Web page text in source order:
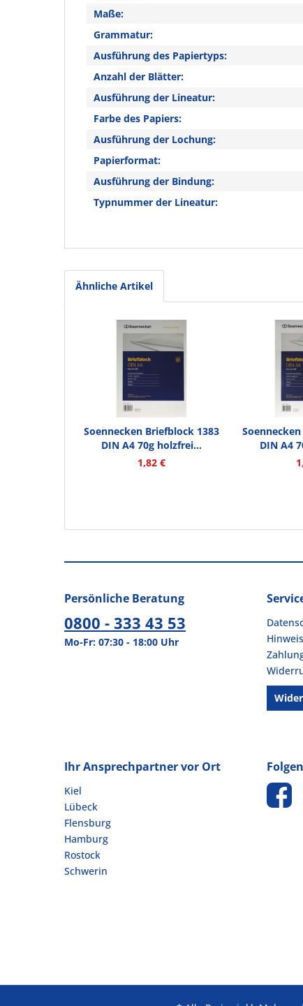
Maße:
Grammatur:
Ausführung des Papiertyps:
Anzahl der Blätter:
Ausführung der Lineatur:
Farbe des Papiers:
Ausführung der Lochung:
Papierformat:
Ausführung der Bindung:
Typnummer der Lineatur:
Ähnliche Artikel
Soennecken Briefblock 1383
DIN A4 70g holzfrei...
1,82 €
DIN A4
Persönliche Beratung
0800 - 333 43 53
Mo-Fr: 07:30 - 18:00 Uhr
Ihr Ansprechpartner vor Ort
Kiel
Lübeck
Flensburg
Hamburg
Rostock
Schwerin